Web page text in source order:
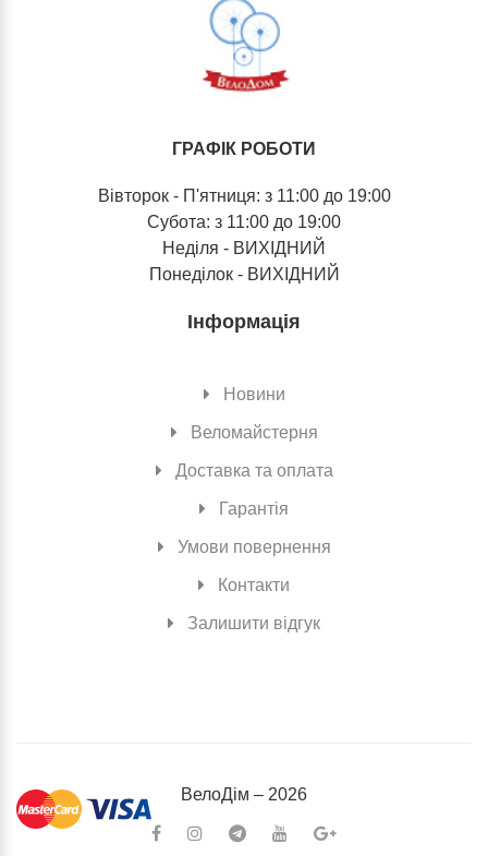
ГРАФІК РОБОТИ
Вівторок - П'ятниця: з 11:00 до 19:00
Субота: з 11:00 до 19:00
Неділя - ВИХІДНИЙ
Понеділок - ВИХІДНИЙ
Інформація
Новини
Веломайстерня
Доставка та оплата
Гарантія
Умови повернення
Контакти
Залишити відгук
ВелоДiм – 2026